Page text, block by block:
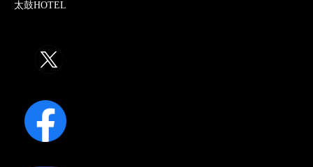
太鼓HOTEL